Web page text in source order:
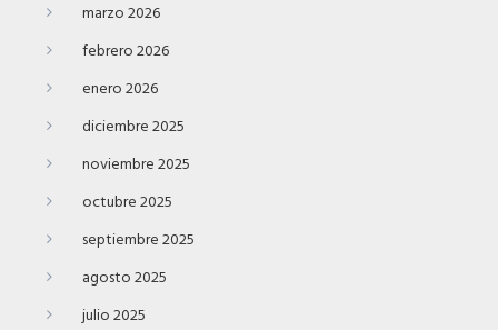
marzo 2026
febrero 2026
enero 2026
diciembre 2025
noviembre 2025
octubre 2025
septiembre 2025
agosto 2025
julio 2025